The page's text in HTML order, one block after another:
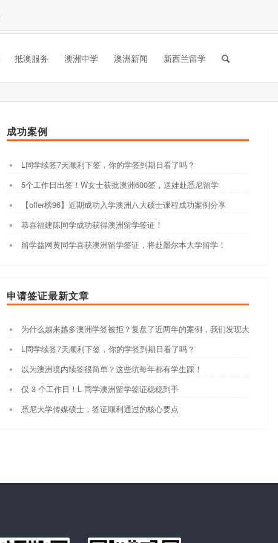
抵澳服务 澳洲中学 澳洲新闻 新西兰留学
成功案例
L同学续签7天顺利下签，你的学签到期日看了吗？
5个工作日出签！W女士获批澳洲600签，送娃赴悉尼留学
【offer榜96】近期成功入学澳洲八大硕士课程成功案例分享
恭喜福建陈同学成功获得澳洲留学签证！
留学益网黄同学喜获澳洲留学签证，将赴墨尔本大学留学！
申请签证最新文章
为什么越来越多澳洲学签被拒？复盘了近两年的案例，我们发现大家都踩
L同学续签7天顺利下签，你的学签到期日看了吗？
以为澳洲境内续签很简单？这些坑每年都有学生踩！
仅 3 个工作日！L 同学澳洲留学签证稳稳到手
悉尼大学传媒硕士，签证顺利通过的核心要点